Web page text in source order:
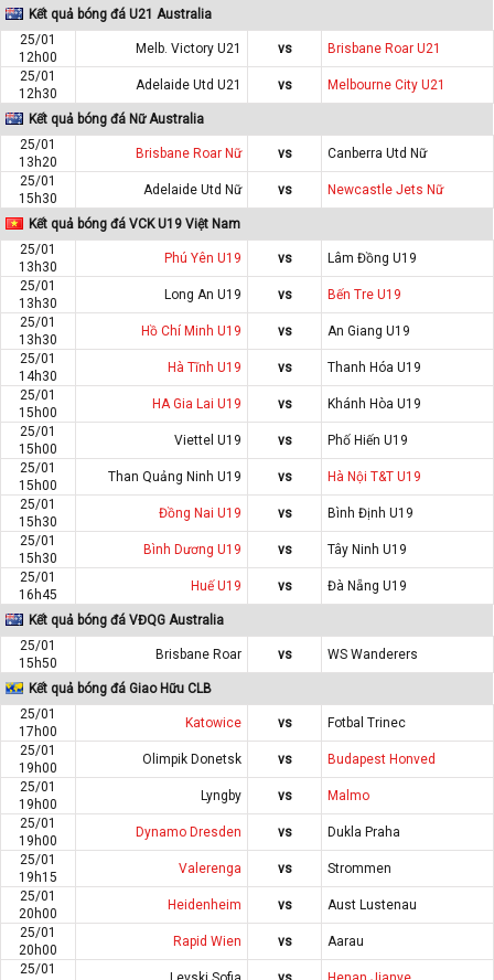
Kết quả bóng đá U21 Australia
25/01
12h00
Melb. Victory U21 vs
Brisbane Roar U21
25/01
12h30
Adelaide Utd U21 vs Melbourne City U21
Kết quả bóng đá Nữ Australia
25/01
13h20
Brisbane Roar Nữ vs
Canberra Utd Nữ
25/01
15h30
Adelaide Utd Nữ vs Newcastle Jets Nữ
Kết quả bóng đá VCK U19 Việt Nam
25/01
13h30
Phú Yên U19 vs
Lâm Đồng U19
25/01
13h30
Long An U19 vs
Bến Tre U19
25/01
13h30
Hồ Chí Minh U19 vs
An Giang U19
25/01
14h30
Hà Tĩnh U19 vs
Thanh Hóa U19
25/01
15h00
HA Gia Lai U19 vs
Khánh Hòa U19
25/01
15h00
Viettel U19 vs
Phố Hiến U19
25/01
15h00
Than Quảng Ninh U19 vs
Hà Nội T&T U19
25/01
15h30
Đồng Nai U19 vs
Bình Định U19
25/01
15h30
Bình Dương U19 vs
Tây Ninh U19
25/01
16h45
Huế U19 vs Đà Nẵng U19
Kết quả bóng đá VĐQG Australia
25/01
15h50
Brisbane Roar vs WS Wanderers
Kết quả bóng đá Giao Hữu CLB
25/01
17h00
Katowice vs
Fotbal Trinec
25/01
19h00
Olimpik Donetsk vs
Budapest Honved
25/01
19h00
Lyngby vs
Malmo
25/01
19h00
Dynamo Dresden vs
Dukla Praha
25/01
19h15
Valerenga vs
Strommen
25/01
20h00
Heidenheim vs
Aust Lustenau
25/01
20h00
Rapid Wien vs
Aarau
25/01